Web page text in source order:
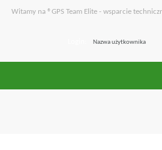
Witamy na ®GPS Team Elite - wsparcie